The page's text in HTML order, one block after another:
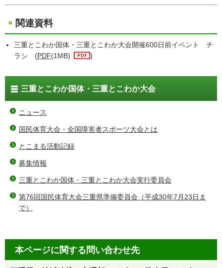
関連資料
三重とこわか国体・三重とこわか大会開催600日前イベント チ
ラシ (PDF(1MB) )
三重とこわか国体・三重とこわか大会
ニュース
国民体育大会・全国障害者スポーツ大会とは
とこまる活動記録
募集情報
三重とこわか国体・三重とこわか大会実行委員会
第76回国民体育大会三重県準備委員会（平成30年7月23日ま
で）
本ページに関する問い合わせ先